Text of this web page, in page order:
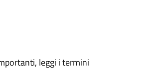
leggi i termini